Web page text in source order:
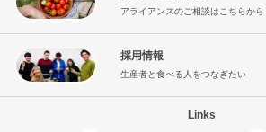
アライアンスのご相談はこちらから
採用情報
生産者と食べる人をつなぎたい
Links